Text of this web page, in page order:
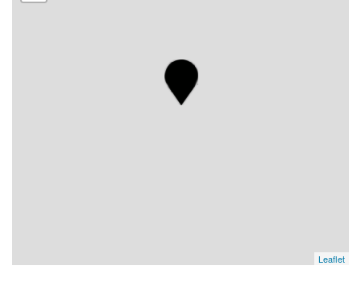
Leaflet